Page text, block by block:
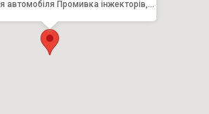
Промивка інжекторів,